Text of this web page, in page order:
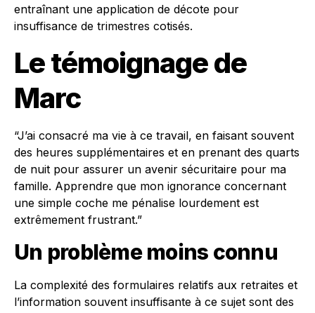
entraînant une application de décote pour
insuffisance de trimestres cotisés.
Le témoignage de
Marc
“J’ai consacré ma vie à ce travail, en faisant souvent
des heures supplémentaires et en prenant des quarts
de nuit pour assurer un avenir sécuritaire pour ma
famille. Apprendre que mon ignorance concernant
une simple coche me pénalise lourdement est
extrêmement frustrant.”
Un problème moins connu
La complexité des formulaires relatifs aux retraites et
l’information souvent insuffisante à ce sujet sont des